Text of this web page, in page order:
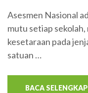
Asesmen Nasional
mutu setiap
kesetaraan pada
satuan …
BACA